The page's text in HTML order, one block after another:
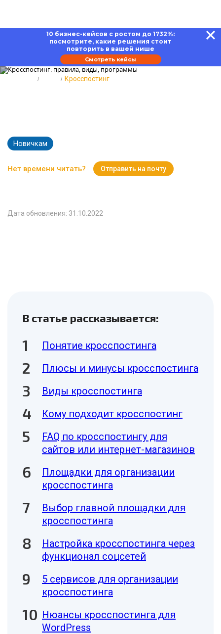
10 бизнес-кейсов с ростом до 1732%:
посмотрите, какие решения стоит
повторить в вашей нише
Смотреть кейсы
Кросспостинг
Новичкам
Нет времени читать? Отправить на почту
Дата обновления: 31.10.2022
В статье рассказывается:
Понятие кросспостинга
Плюсы и минусы кросспостинга
Виды кросспостинга
Кому подходит кросспостинг
FAQ по кросспостингу для
сайтов или интернет-магазинов
Площадки для организации
кросспостинга
Выбор главной площадки для
кросспостинга
Настройка кросспостинга через
функционал соцсетей
5 сервисов для организации
кросспостинга
Нюансы кросспостинга для
WordPress